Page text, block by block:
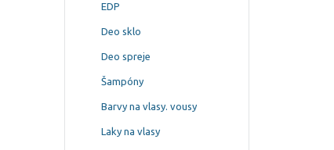
EDP
Deo sklo
Deo spreje
Šampóny
Barvy na vlasy. vousy
Laky na vlasy